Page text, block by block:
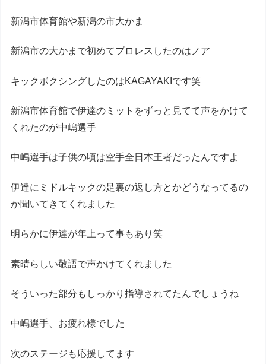
新潟市体育館や新潟の市大かま
新潟市の大かまで初めてプロレスしたのはノア
キックボクシングしたのはKAGAYAKIです笑
新潟市体育館で伊達のミットをずっと見てて声をかけて
くれたのが中嶋選手
中嶋選手は子供の頃は空手全日本王者だったんですよ
伊達にミドルキックの足裏の返し方とかどうなってるの
か聞いてきてくれました
明らかに伊達が年上って事もあり笑
素晴らしい敬語で声かけてくれました
そういった部分もしっかり指導されてたんでしょうね
中嶋選手、お疲れ様でした
次のステージも応援してます